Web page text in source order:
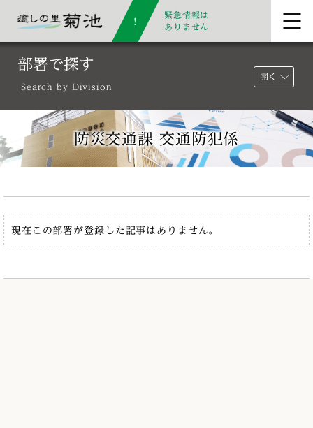
緊急情報は
ありません
部署で探す
Search by Division
開く
防災交通課 交通防犯係
現在この部署が登録した記事はありません。